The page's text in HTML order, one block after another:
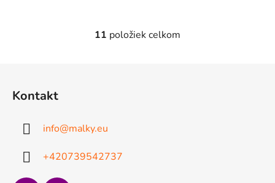
O
11 položiek celkom
Kontakt
info@malky.eu
+420739542737